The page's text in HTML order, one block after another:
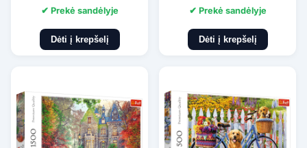
✔ Prekė sandėlyje
Dėti į krepšelį
✔ Prekė sandėlyje
Dėti į krepšelį